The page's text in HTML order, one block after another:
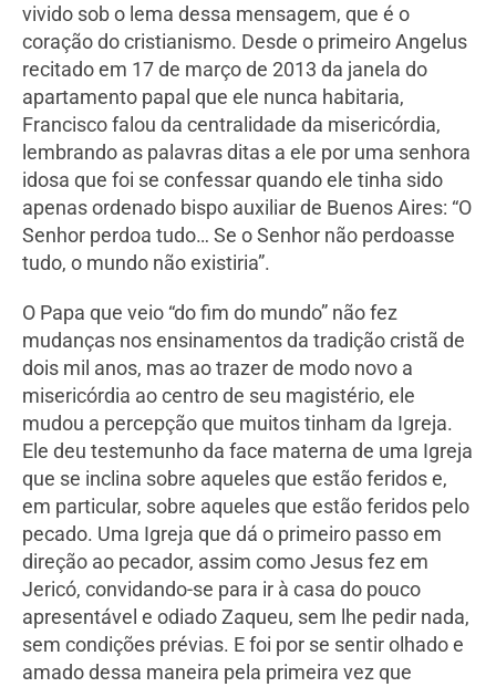
vivido sob o lema dessa mensagem, que é o
coração do cristianismo. Desde o primeiro Angelus
recitado em 17 de março de 2013 da janela do
apartamento papal que ele nunca habitaria,
Francisco falou da centralidade da misericórdia,
lembrando as palavras ditas a ele por uma senhora
idosa que foi se confessar quando ele tinha sido
apenas ordenado bispo auxiliar de Buenos Aires: “O
Senhor perdoa tudo… Se o Senhor não perdoasse
tudo, o mundo não existiria”.
O Papa que veio “do fim do mundo” não fez
mudanças nos ensinamentos da tradição cristã de
dois mil anos, mas ao trazer de modo novo a
misericórdia ao centro de seu magistério, ele
mudou a percepção que muitos tinham da Igreja.
Ele deu testemunho da face materna de uma Igreja
que se inclina sobre aqueles que estão feridos e,
em particular, sobre aqueles que estão feridos pelo
pecado. Uma Igreja que dá o primeiro passo em
direção ao pecador, assim como Jesus fez em
Jericó, convidando-se para ir à casa do pouco
apresentável e odiado Zaqueu, sem lhe pedir nada,
sem condições prévias. E foi por se sentir olhado e
amado dessa maneira pela primeira vez que